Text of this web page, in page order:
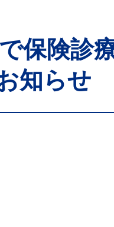
保険診
知らせ